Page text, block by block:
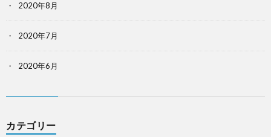
2020年8月
2020年7月
2020年6月
カテゴリー